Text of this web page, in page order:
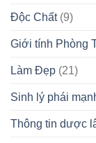
Độc Chất(9)
Giới tính Phòng
Làm Đẹp (21)
Sinh lý phái
Thông tin dược